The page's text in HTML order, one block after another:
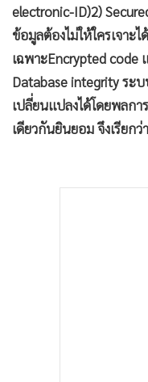
electronic-ID)2)
ข้อมูลต้องไม่ให้ใครเจาะ
เฉพาะEncrypted code
Database integrity ระ
เปลี่ยนแปลงได้โดยพลก
เดียวกันยินยอม จึงเรียกว่